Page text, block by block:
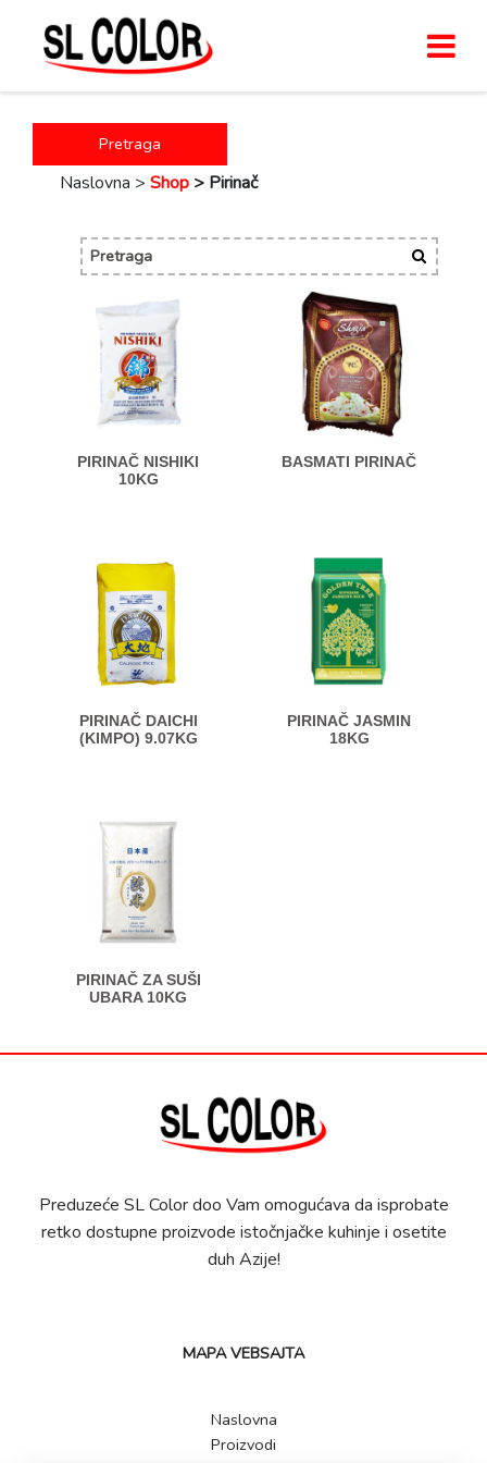
Pretraga
Naslovna > Shop > Pirinač
PIRINAČ NISHIKI
10KG
BASMATI PIRINAČ
PIRINAČ DAICHI
(KIMPO) 9.07KG
PIRINAČ JASMIN
18KG
PIRINAČ ZA SUŠI
UBARA 10KG
Preduzeće SL Color doo Vam omogućava da isprobate
retko dostupne proizvode istočnjačke kuhinje i osetite
duh Azije!
MAPA VEBSAJTA
Naslovna
Proizvodi